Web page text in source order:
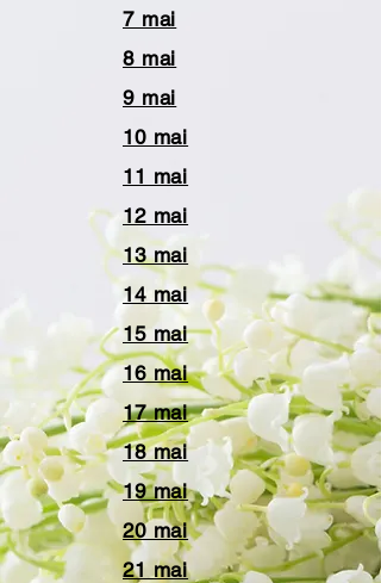
7 mai
8 mai
9 mai
10 mai
11 mai
12 mai
13 mai
14 mai
15 mai
16 mai
17 mai
18 mai
19 mai
20 mai
21 mai